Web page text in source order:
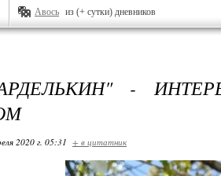
Авось из (+ сутки) дневников
-
2020 г. 05:31 + в цитатник